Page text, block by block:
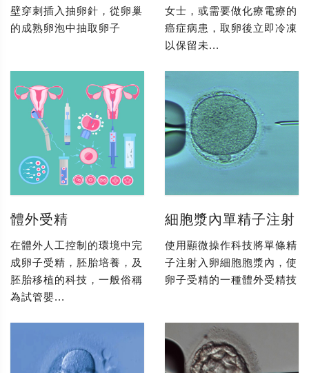
壁穿刺插入抽卵針，從卵巢
的成熟卵泡中抽取卵子
女士，或需要做化療電療的
癌症病患，取卵後立即冷凍
以保留未...
體外受精
在體外人工控制的環境中完
成卵子受精，胚胎培養，及
胚胎移植的科技，一般俗稱
為試管嬰...
細胞漿內單精子注射
使用顯微操作科技將單條精
子注射入卵細胞胞漿內，使
卵子受精的一種體外受精技